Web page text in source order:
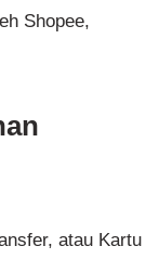
Shopee,
atau Kartu